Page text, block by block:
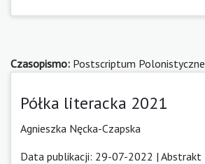
Czasopismo: Postscriptum Polonistyczne
Półka literacka 2021
Agnieszka Nęcka-Czapska
Data publikacji: 29-07-2022 | Abstrakt